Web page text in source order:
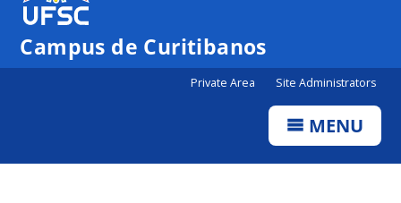
Canais
Campus de Curitibanos
Private Area Site Administrators
MENU